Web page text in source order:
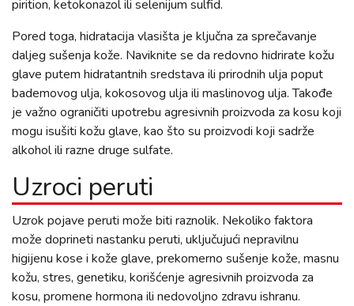
pirition, ketokonazol ili selenijum sulfid.
Pored toga, hidratacija vlasišta je ključna za sprečavanje
daljeg sušenja kože. Naviknite se da redovno hidrirate kožu
glave putem hidratantnih sredstava ili prirodnih ulja poput
bademovog ulja, kokosovog ulja ili maslinovog ulja. Takođe
je važno ograničiti upotrebu agresivnih proizvoda za kosu koji
mogu isušiti kožu glave, kao što su proizvodi koji sadrže
alkohol ili razne druge sulfate.
Uzroci peruti
Uzrok pojave peruti može biti raznolik. Nekoliko faktora
može doprineti nastanku peruti, uključujući nepravilnu
higijenu kose i kože glave, prekomerno sušenje kože, masnu
kožu, stres, genetiku, korišćenje agresivnih proizvoda za
kosu, promene hormona ili nedovoljno zdravu ishranu.